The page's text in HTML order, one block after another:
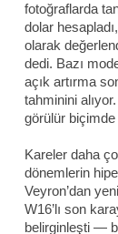
fotoğraflarda
dolar
olarak
dedi. Bazı
açık artırma
tahminini
görülür
Kareler daha
dönemlerin
Veyron’dan
W16’lı son
belirginleşti —